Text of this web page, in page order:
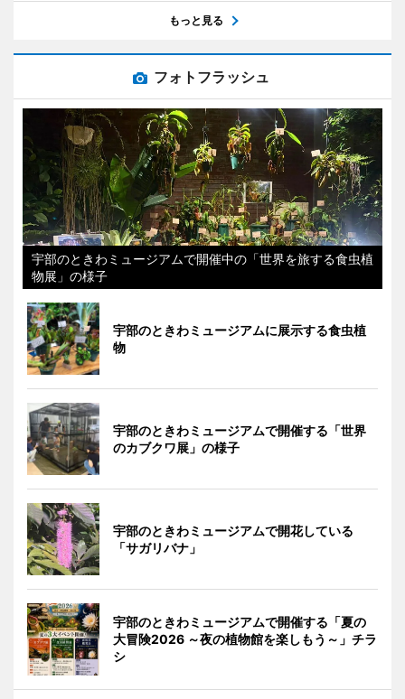
もっと見る
フォトフラッシュ
宇部のときわミュージアムで開催中の「世界を旅する食虫植
物展」の様子
宇部のときわミュージアムに展示する食虫植
物
宇部のときわミュージアムで開催する「世界
のカブクワ展」の様子
宇部のときわミュージアムで開花している
「サガリバナ」
宇部のときわミュージアムで開催する「夏の
大冒険2026 ～夜の植物館を楽しもう～」チラ
シ